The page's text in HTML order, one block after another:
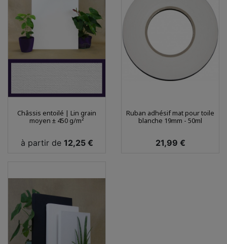
Châssis entoilé | Lin grain
moyen ± 450 g/m²
Prix
à partir de 12,25 €
Ruban adhésif mat pour toile
blanche 19mm - 50ml
Prix
21,99 €